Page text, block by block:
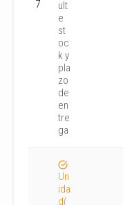
7
ult
e
st
oc
k y
pla
zo
de
en
tre
ga
Un
ida
d(